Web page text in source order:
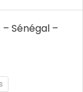
Sénégal –